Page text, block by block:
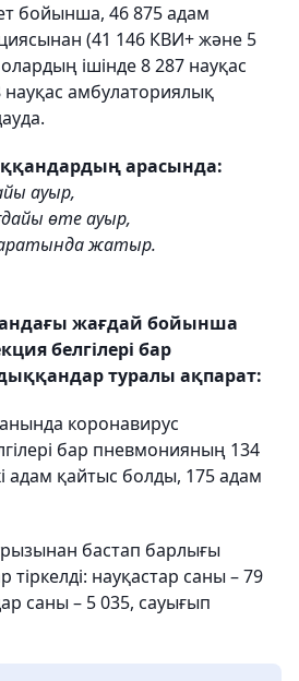
бойынша, 46 875 адам
(41 146 КВИ+ және 5
ішінде 8 287 науқас
амбулаториялық
арасында:
ауыр,
өте ауыр,
жатыр.
жағдай бойынша
белгілері бар
туралы ақпарат:
коронавирус
бар пневмонияның 134
адам қайтыс болды, 175 адам
бастап барлығы
науқастар саны – 79
саны – 5 035, сауығып